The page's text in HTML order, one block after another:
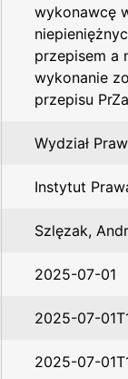
wykonawcę
przepisem a
wykonanie
przepisu
Wydział
Instytut
Szlęzak,
2025-07-01
2025-07-
2025-07-